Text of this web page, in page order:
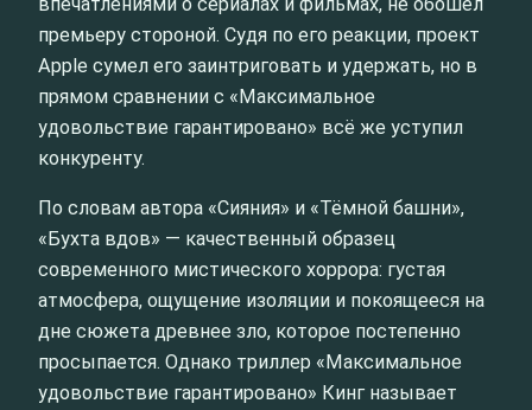
премьеру стороной. Судя по его реакции, проект
Apple сумел его заинтриговать и удержать, но в
прямом сравнении с «Максимальное
удовольствие гарантировано» всё же уступил
конкуренту.
По словам автора «Сияния» и «Тёмной башни»,
«Бухта вдов» — качественный образец
современного мистического хоррора: густая
атмосфера, ощущение изоляции и покоящееся на
дне сюжета древнее зло, которое постепенно
просыпается. Однако триллер «Максимальное
удовольствие гарантировано» Кинг называет